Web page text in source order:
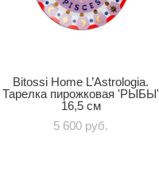
Bitossi Home L’Astrologia.
Тарелка пирожковая 'РЫБЫ'
16,5 см
5 600 pуб.